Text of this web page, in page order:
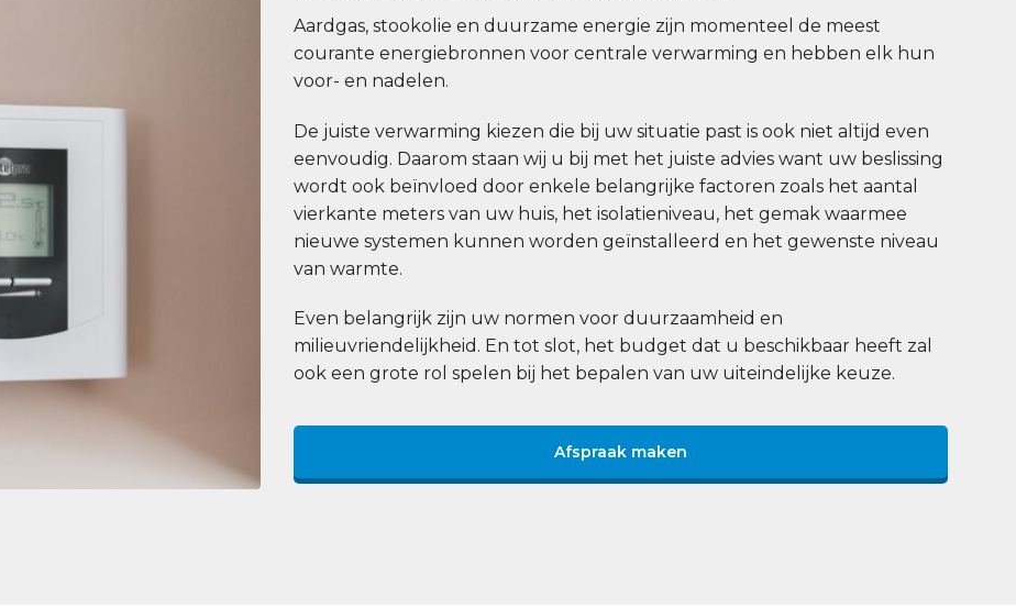
Aardgas, stookolie en duurzame energie zijn momenteel de meest
courante energiebronnen voor centrale verwarming en hebben elk hun
voor- en nadelen.
De juiste verwarming kiezen die bij uw situatie past is ook niet altijd even
eenvoudig. Daarom staan wij u bij met het juiste advies want uw beslissing
wordt ook beïnvloed door enkele belangrijke factoren zoals het aantal
vierkante meters van uw huis, het isolatieniveau, het gemak waarmee
nieuwe systemen kunnen worden geïnstalleerd en het gewenste niveau
van warmte.
Even belangrijk zijn uw normen voor duurzaamheid en
milieuvriendelijkheid. En tot slot, het budget dat u beschikbaar heeft zal
ook een grote rol spelen bij het bepalen van uw uiteindelijke keuze.
Afspraak maken